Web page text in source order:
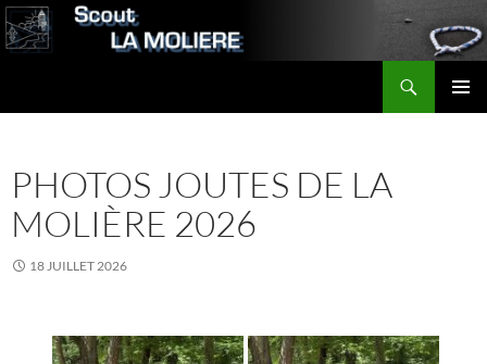
Aller
au
PHOTOS JOUTES DE LA
MOLIÈRE 2026
18 JUILLET 2026